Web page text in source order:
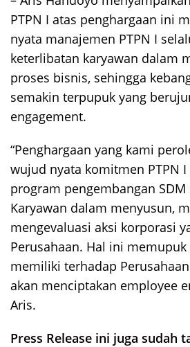
PTPN I atas penghargaan ini
nyata manajemen PTPN I
keterlibatan karyawan dalam
proses bisnis, sehingga
semakin terpupuk yang
engagement.
“Penghargaan yang kami
wujud nyata komitmen PTPN
program pengembangan
Karyawan dalam menyusun,
mengevaluasi aksi korporasi
Perusahaan. Hal ini
memiliki terhadap
akan menciptakan employee
Aris.
Press Release ini juga sudah